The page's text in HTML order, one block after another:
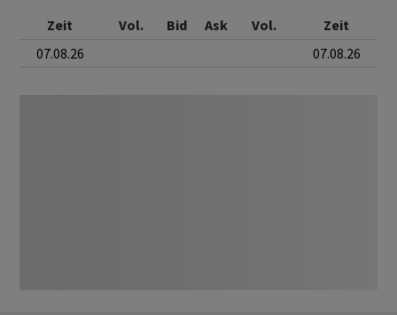
Zeit Vol. Bid Ask Vol.
Zeit
07.08.26
07.08.26